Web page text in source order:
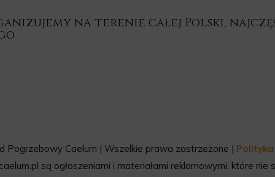
na terenie całej Polski,
Pogrzebowy Caelum | Wszelkie prawa zastrzeżone |
są ogłoszeniami i materiałami reklamowymi, które